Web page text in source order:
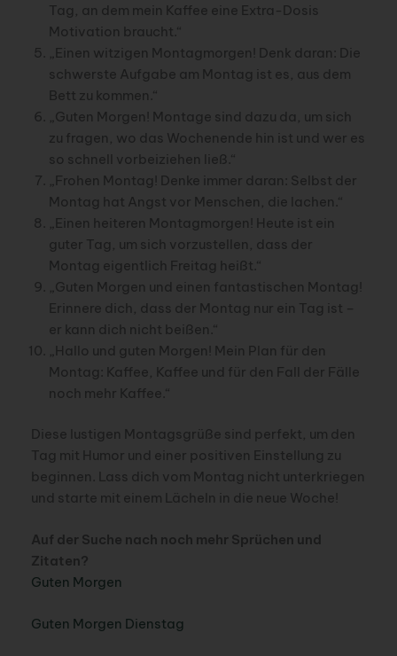
Tag, an dem mein Kaffee eine Extra-Dosis
Motivation braucht.“
„Einen witzigen Montagmorgen! Denk daran: Die
schwerste Aufgabe am Montag ist es, aus dem
Bett zu kommen.“
„Guten Morgen! Montage sind dazu da, um sich
zu fragen, wo das Wochenende hin ist und wer es
so schnell vorbeiziehen ließ.“
„Frohen Montag! Denke immer daran: Selbst der
Montag hat Angst vor Menschen, die lachen.“
„Einen heiteren Montagmorgen! Heute ist ein
guter Tag, um sich vorzustellen, dass der
Montag eigentlich Freitag heißt.“
„Guten Morgen und einen fantastischen Montag!
Erinnere dich, dass der Montag nur ein Tag ist –
er kann dich nicht beißen.“
„Hallo und guten Morgen! Mein Plan für den
Montag: Kaffee, Kaffee und für den Fall der Fälle
noch mehr Kaffee.“
Diese lustigen Montagsgrüße sind perfekt, um den
Tag mit Humor und einer positiven Einstellung zu
beginnen. Lass dich vom Montag nicht unterkriegen
und starte mit einem Lächeln in die neue Woche!
Auf der Suche nach noch mehr Sprüchen und
Zitaten?
Guten Morgen
Guten Morgen Dienstag